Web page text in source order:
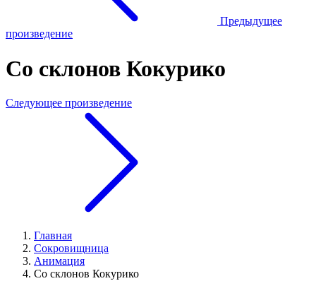
Предыдущее
произведение
Со склонов Кокурико
Следующее произведение
Главная
Сокровищница
Анимация
Со склонов Кокурико